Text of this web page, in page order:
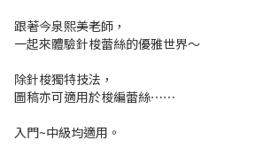
跟著今泉熙美老師，
一起來體驗針梭蕾絲的優雅世界～
除針梭獨特技法，
圖稿亦可適用於梭編蕾絲⋯⋯
入門~中級均適用。